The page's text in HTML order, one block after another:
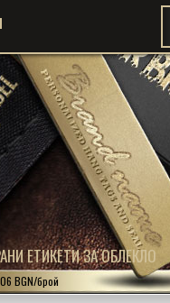
ЕТИКЕТИ ЗА ОБЛЕКЛО
BGN/брой